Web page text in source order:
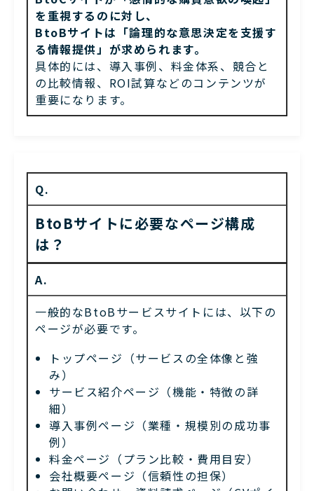
を重視するのに対し、
BtoBサイトは「論理的な意思決定を支援す
る情報提供」が求められます。
具体的には、導入事例、料金体系、競合と
の比較情報、ROI試算などのコンテンツが
重要になります。
Q.
BtoBサイトに必要なページ構成
は？
A.
一般的なBtoBサービスサイトには、以下の
ページが必要です。
トップページ（サービスの全体像と強
み）
サービス紹介ページ（機能・特徴の詳
細）
導入事例ページ（業種・規模別の成功事
例）
料金ページ（プラン比較・費用目安）
会社概要ページ（信頼性の担保）